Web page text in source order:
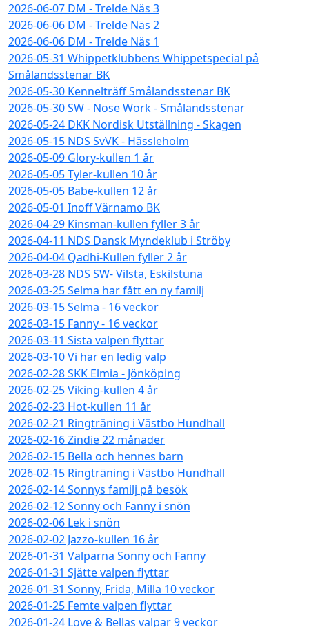
2026-06-07 DM - Trelde Näs 3
2026-06-06 DM - Trelde Näs 2
2026-06-06 DM - Trelde Näs 1
2026-05-31 Whippetklubbens Whippetspecial på
Smålandsstenar BK
2026-05-30 Kennelträff Smålandsstenar BK
2026-05-30 SW - Nose Work - Smålandsstenar
2026-05-24 DKK Nordisk Utställning - Skagen
2026-05-15 NDS SvVK - Hässleholm
2026-05-09 Glory-kullen 1 år
2026-05-05 Tyler-kullen 10 år
2026-05-05 Babe-kullen 12 år
2026-05-01 Inoff Värnamo BK
2026-04-29 Kinsman-kullen fyller 3 år
2026-04-11 NDS Dansk Myndeklub i Ströby
2026-04-04 Qadhi-Kullen fyller 2 år
2026-03-28 NDS SW- Vilsta, Eskilstuna
2026-03-25 Selma har fått en ny familj
2026-03-15 Selma - 16 veckor
2026-03-15 Fanny - 16 veckor
2026-03-11 Sista valpen flyttar
2026-03-10 Vi har en ledig valp
2026-02-28 SKK Elmia - Jönköping
2026-02-25 Viking-kullen 4 år
2026-02-23 Hot-kullen 11 år
2026-02-21 Ringträning i Västbo Hundhall
2026-02-16 Zindie 22 månader
2026-02-15 Bella och hennes barn
2026-02-15 Ringträning i Västbo Hundhall
2026-02-14 Sonnys familj på besök
2026-02-12 Sonny och Fanny i snön
2026-02-06 Lek i snön
2026-02-02 Jazzo-kullen 16 år
2026-01-31 Valparna Sonny och Fanny
2026-01-31 Sjätte valpen flyttar
2026-01-31 Sonny, Frida, Milla 10 veckor
2026-01-25 Femte valpen flyttar
2026-01-24 Love & Bellas valpar 9 veckor